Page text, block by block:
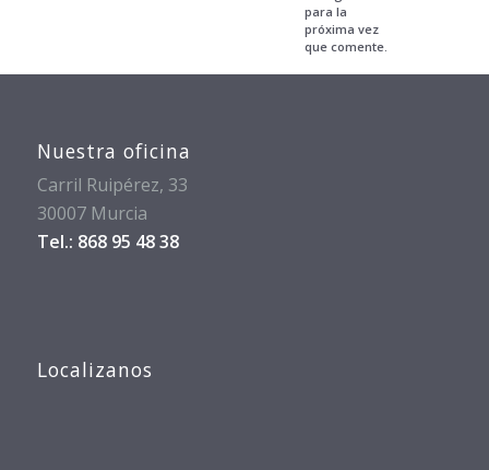
para la
próxima vez
que comente.
Nuestra oficina
Carril Ruipérez, 33
30007 Murcia
Tel.: 868 95 48 38
Localizanos